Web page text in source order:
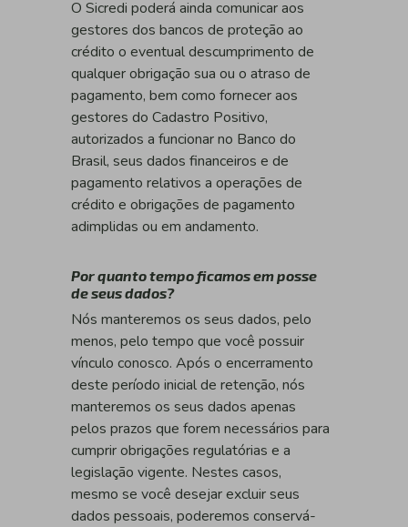
O Sicredi poderá ainda comunicar aos
gestores dos bancos de proteção ao
crédito o eventual descumprimento de
qualquer obrigação sua ou o atraso de
pagamento, bem como fornecer aos
gestores do Cadastro Positivo,
autorizados a funcionar no Banco do
Brasil, seus dados financeiros e de
pagamento relativos a operações de
crédito e obrigações de pagamento
adimplidas ou em andamento.
Por quanto tempo ficamos em posse
de seus dados?
Nós manteremos os seus dados, pelo
menos, pelo tempo que você possuir
vínculo conosco. Após o encerramento
deste período inicial de retenção, nós
manteremos os seus dados apenas
pelos prazos que forem necessários para
cumprir obrigações regulatórias e a
legislação vigente. Nestes casos,
mesmo se você desejar excluir seus
dados pessoais, poderemos conservá-